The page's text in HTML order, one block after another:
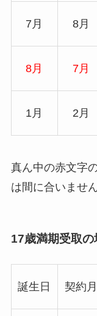
7月 8月
8月 7月
1月 2月
真ん中の赤文字
は間に合いません
17歳満期受取の
誕生日 契約月